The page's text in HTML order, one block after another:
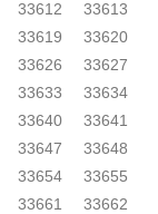
33612
33613
33619
33620
33626
33627
33633
33634
33640
33641
33647
33648
33654
33655
33661
33662